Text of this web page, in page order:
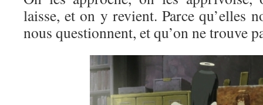
laisse, et on y revient. Parce qu’elles
nous questionnent, et qu’on ne trouve